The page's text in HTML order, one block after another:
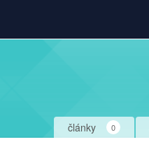
články 0